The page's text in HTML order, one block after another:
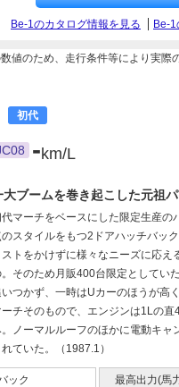
Be-1のカタログ情報を見る Be-
値のため、走行条件等により実際
初代
-km/L
大ブームを巻き起こした元祖
マーチをベースにした限定生産
のスタイルをもつ2ドアハッチバッ
ストをかけずに様々なニーズに応え
そのため月販400台限定としてい
つかず、一時はUカーのほうが高
ーチそのもので、エンジンは1Lの
ノーマルルーフのほかに電動キャ
れていた。（1987.1）
ック 最高出力(馬